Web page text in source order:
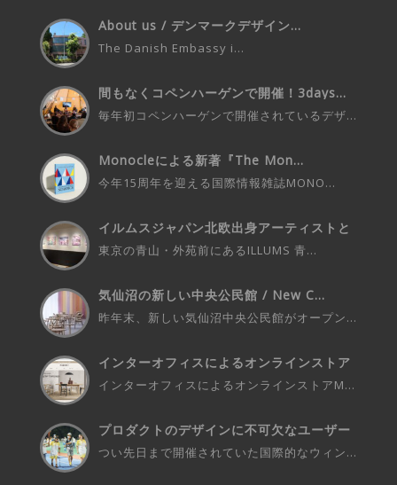
About us / デンマークデザイン...
The Danish Embassy i...
間もなくコペンハーゲンで開催！3days...
毎年初コペンハーゲンで開催されているデザ...
Monocleによる新著『The Mon...
今年15周年を迎える国際情報雑誌MONO...
イルムスジャパン北欧出身アーティストと
の...
東京の青山・外苑前にあるILLUMS 青...
気仙沼の新しい中央公民館 / New C...
昨年末、新しい気仙沼中央公民館がオープン...
インターオフィスによるオンラインストア
インターオフィスによるオンラインストアM...
プロダクトのデザインに不可欠なユーザー
つい先日まで開催されていた国際的なウィン...